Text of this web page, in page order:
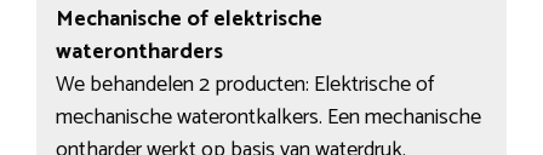
Mechanische of elektrische
waterontharders
We behandelen 2 producten: Elektrische of
mechanische waterontkalkers. Een mechanische